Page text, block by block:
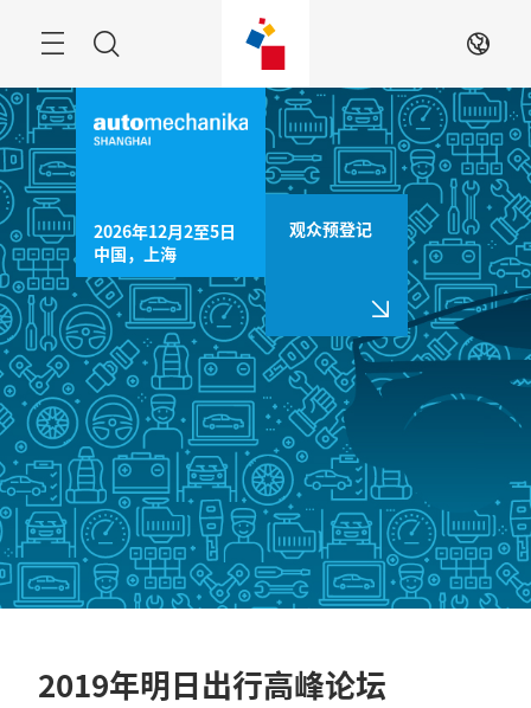
菜
单
ZH
2026年12月2至5日
中国，上海
观众预登记
2019年明日出行高峰论坛